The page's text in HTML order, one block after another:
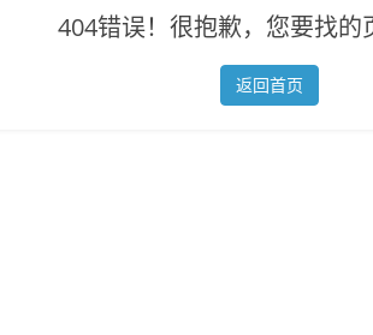
404错误！很抱歉，您要找的
返回首页